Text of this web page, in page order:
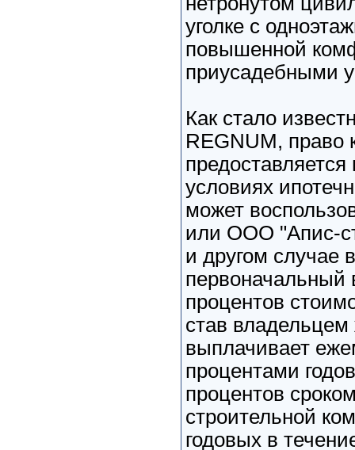
уголке с
повышенной
приусадебными
Как стало
REGNUM, право
условиях
может
или ООО "Апис-
и другом случае
первоначальный
процентов
став
выплачивает
процентами
процентов
строительной
годовых в